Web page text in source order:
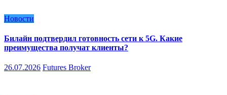
Новости
Билайн подтвердил готовность сети к 5G. Какие
преимущества получат клиенты?
26.07.2026 Futures Broker